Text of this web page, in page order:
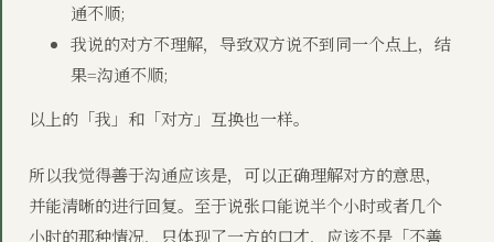
通不顺;
我说的对方不理解，导致双方说不到同一个点上，结
果=沟通不顺;
以上的「我」和「对方」互换也一样。
所以我觉得善于沟通应该是，可以正确理解对方的意思，
并能清晰的进行回复。至于说张口能说半个小时或者几个
小时的那种情况，只体现了一方的口才，应该不是「不善